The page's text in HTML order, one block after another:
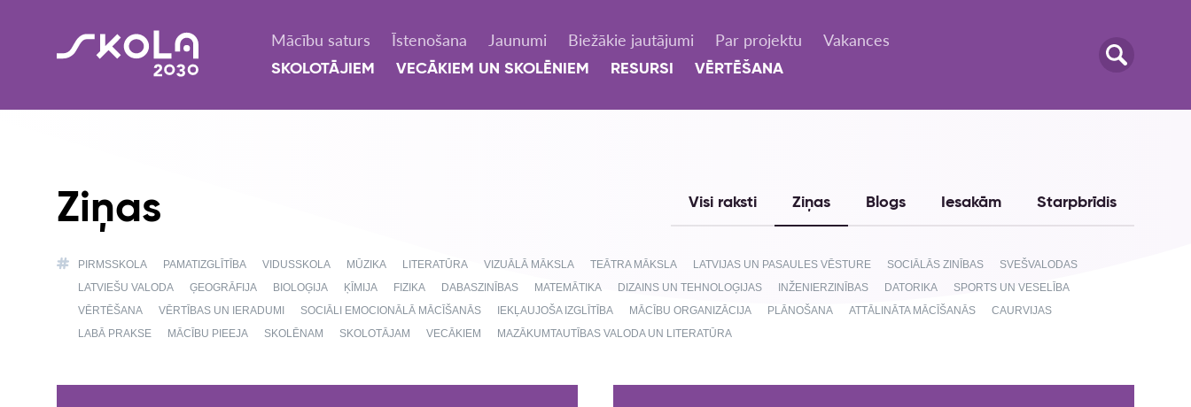
Mācību saturs Īstenošana Jaunumi Biežākie jautājumi Par projektu Vakances
SKOLOTĀJIEM VECĀKIEM UN SKOLĒNIEM RESURSI VĒRTĒŠANA
Ziņas Visi raksti Ziņas Blogs Iesakām Starpbrīdis
PIRMSSKOLA PAMATIZGLĪTĪBA VIDUSSKOLA MŪZIKA LITERATŪRA VIZUĀLĀ MĀKSLA TEĀTRA MĀKSLA LATVIJAS UN PASAULES VĒSTURE SOCIĀLĀS ZINĪBAS
SVEŠVALODAS
LATVIEŠU VALODA
ĢEOGRĀFIJA BIOLOĢIJA ĶĪMIJA FIZIKA DABASZINĪBAS MATEMĀTIKA DIZAINS UN TEHNOLOĢIJAS INŽENIERZINĪBAS DATORIKA
SPORTS UN VESELĪBA
VĒRTĒŠANA
VĒRTĪBAS UN IERADUMI SOCIĀLI EMOCIONĀLĀ MĀCĪŠANĀS IEKĻAUJOŠA IZGLĪTĪBA MĀCĪBU ORGANIZĀCIJA PLĀNOŠANA ATTĀLINĀTA MĀCĪŠANĀS
CAURVIJAS
LABĀ PRAKSE
MĀCĪBU PIEEJA SKOLĒNAM SKOLOTĀJAM VECĀKIEM MAZĀKUMTAUTĪBAS VALODA UN LITERATŪRA